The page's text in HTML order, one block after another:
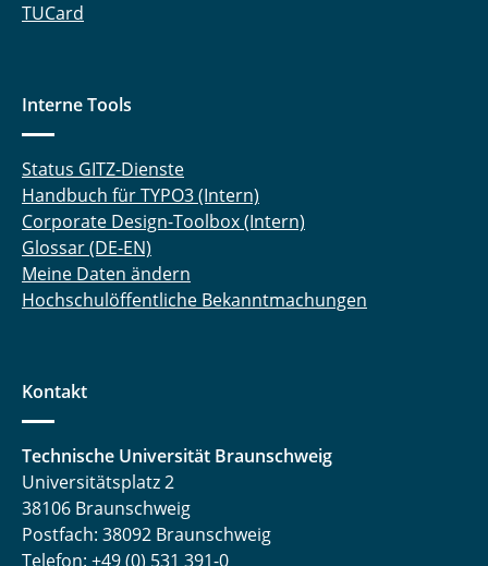
TUCard
Interne Tools
Status GITZ-Dienste
Handbuch für TYPO3 (Intern)
Corporate Design-Toolbox (Intern)
Glossar (DE-EN)
Meine Daten ändern
Hochschulöffentliche Bekanntmachungen
Kontakt
Technische Universität Braunschweig
Universitätsplatz 2
38106 Braunschweig
Postfach: 38092 Braunschweig
Telefon: +49 (0) 531 391-0